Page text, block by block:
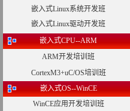
嵌入式Linux系统开发班
嵌入式Linux驱动开发班
嵌入式CPU--ARM
ARM开发培训班
CortexM3+uC/OS培训班
嵌入式OS--WinCE
WinCE应用开发培训班